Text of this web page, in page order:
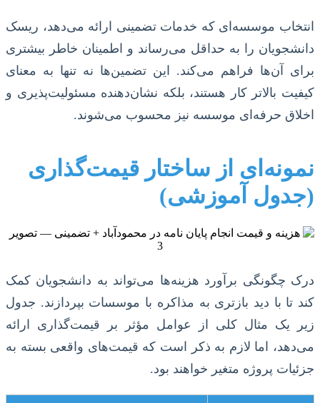
انتخاب موسسه‌ای که خدمات تضمینی ارائه می‌دهد، ریسک
دانشجویان را به حداقل می‌رساند و اطمینان خاطر بیشتری
برای آن‌ها فراهم می‌کند. این تضمین‌ها نه تنها به معنای
کیفیت بالاتر کار هستند، بلکه نشان‌دهنده مسئولیت‌پذیری و
اخلاق حرفه‌ای موسسه نیز محسوب می‌شوند.
نمونه‌ای از ساختار قیمت‌گذاری
(جدول آموزشی)
درک چگونگی برآورد هزینه‌ها می‌تواند به دانشجویان کمک
کند تا با دید بازتری به مذاکره با موسسات بپردازند. جدول
زیر یک مثال کلی از عوامل مؤثر بر قیمت‌گذاری ارائه
می‌دهد، اما لازم به ذکر است که قیمت‌های واقعی بسته به
جزئیات پروژه متغیر خواهند بود.